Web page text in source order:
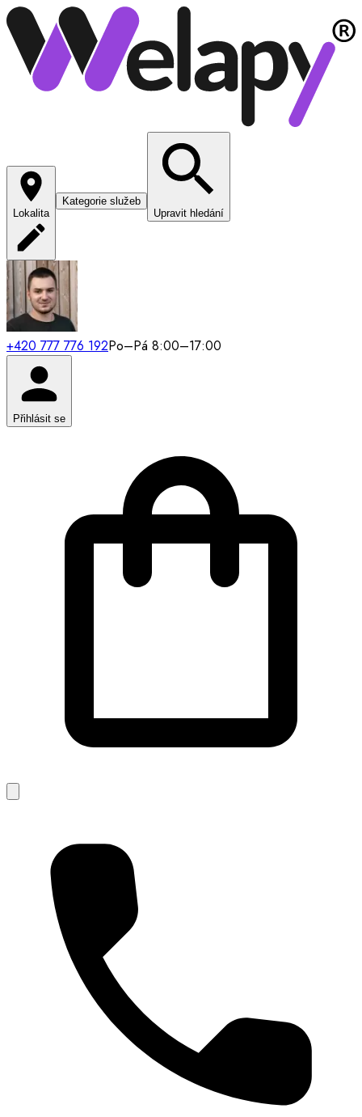
Lokalita
Kategorie služeb
Upravit hledání
+420 777 776 192Po–Pá 8:00–17:00
Přihlásit se